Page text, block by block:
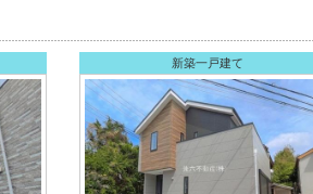
新築一戸建て